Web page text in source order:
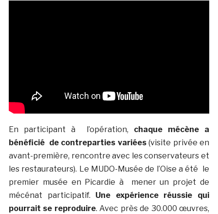
En participant à l’opération, chaque mécène a
bénéficié de contreparties variées(visite privée en
avant-première, rencontre avec les conservateurs et
les restaurateurs). Le MUDO-Musée de l’Oise a été le
premier musée en Picardie à mener un projet de
mécénat participatif. Une expérience réussie qui
pourrait se reproduire. Avec près de 30.000 œuvres,